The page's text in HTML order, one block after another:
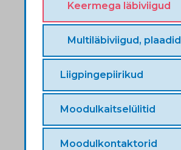
Keermega läbiviigud
Multiläbiviigud, plaadid
Liigpingepiirikud
Moodulkaitselülitid
Moodulkontaktorid